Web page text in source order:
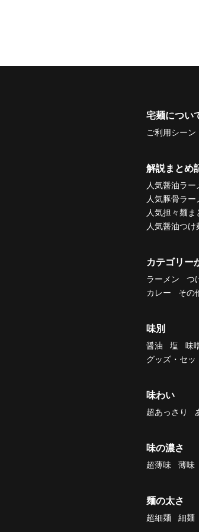
宅麺につい
ご利用シーン
解説まとめ
人気醤油ラー
人気豚骨ラー
人気担々麺ま
人気醤油つけ
カテゴリー
ラーメン つ
カレー
その
味別
醤油 塩 味
グッズ・セッ
味わい
超あっさり
味の濃さ
超薄味 薄味
麺の太さ
超細麺 細麺